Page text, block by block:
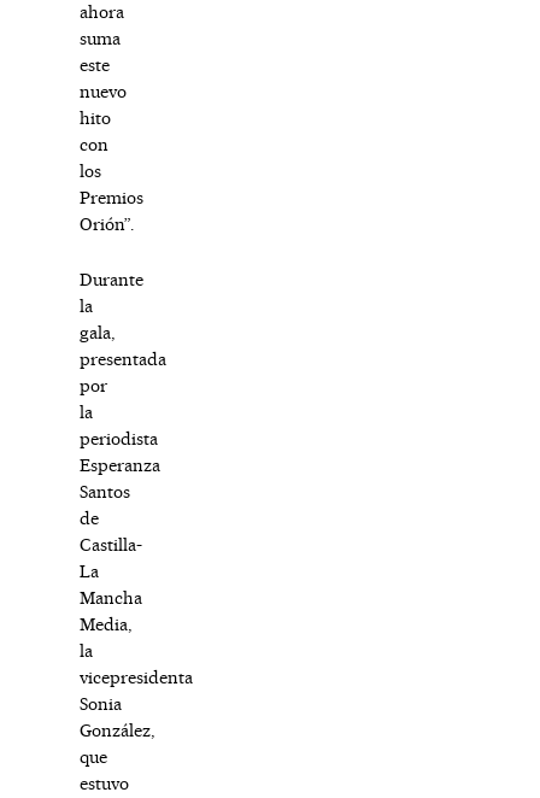
ahora
suma
este
nuevo
hito
con
los
Premios
Orión”.
Durante
la
gala,
presentada
por
la
periodista
Esperanza
Santos
de
Castilla-
La
Mancha
Media,
la
vicepresidenta
Sonia
González,
que
estuvo